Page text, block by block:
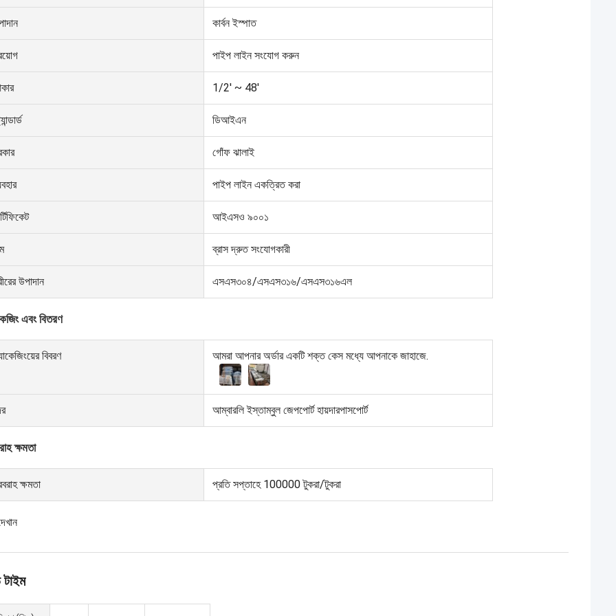
কার্বন ইস্পাত
পাইপ লাইন সংযোগ করুন
1/2' ~ 48'
ডিআইএন
গোঁফ ঝালাই
পাইপ লাইন একত্রিত করা
আইএসও ৯০০১
ব্রাস দ্রুত সংযোগকারী
উপাদান এসএস৩০৪/এসএস৩১৬/এসএস৩১৬এল
এবং বিতরণ
বিবরণ আমরা আপনার অর্ডার একটি শক্ত কেস মধ্যে আপনাকে জাহাজে.
আম্বারলি ইস্তাম্বুল জেপপোর্ট হায়দারপাসপোর্ট
ক্ষমতা
ক্ষমতা প্রতি সপ্তাহে 100000 টুকরা/টুকরা